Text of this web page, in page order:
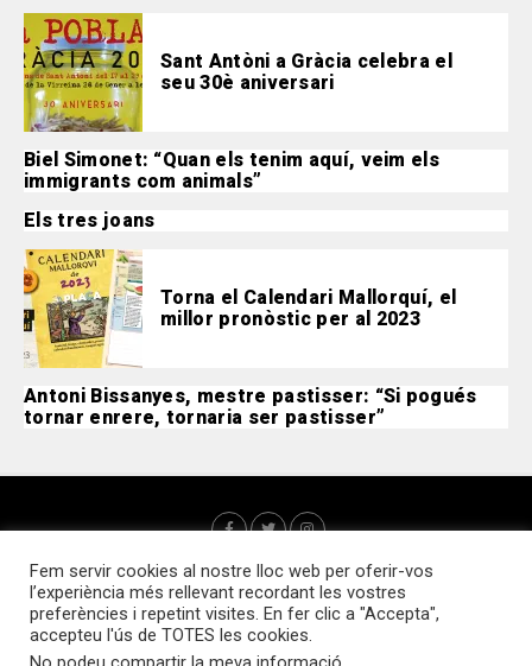
Sant Antòni a Gràcia celebra el
seu 30è aniversari
Biel Simonet: “Quan els tenim aquí, veim els
immigrants com animals”
Els tres joans
Torna el Calendari Mallorquí, el
millor pronòstic per al 2023
Antoni Bissanyes, mestre pastisser: “Si pogués
tornar enrere, tornaria ser pastisser”
Fem servir cookies al nostre lloc web per oferir-vos
l’experiència més rellevant recordant les vostres
preferències i repetint visites. En fer clic a "Accepta",
accepteu l'ús de TOTES les cookies.